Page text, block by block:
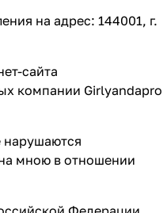
на адрес: 144001, г.
сайта
компании Girlyandapro
нарушаются
мною в отношении